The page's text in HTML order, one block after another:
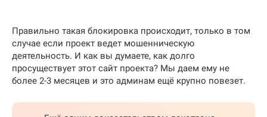
Правильно такая блокировка происходит, только в том
случае если проект ведет мошенническую
деятельность. И как вы думаете, как долго
просуществует этот сайт проекта? Мы даем ему не
более 2-3 месяцев и это админам ещё крупно повезет.